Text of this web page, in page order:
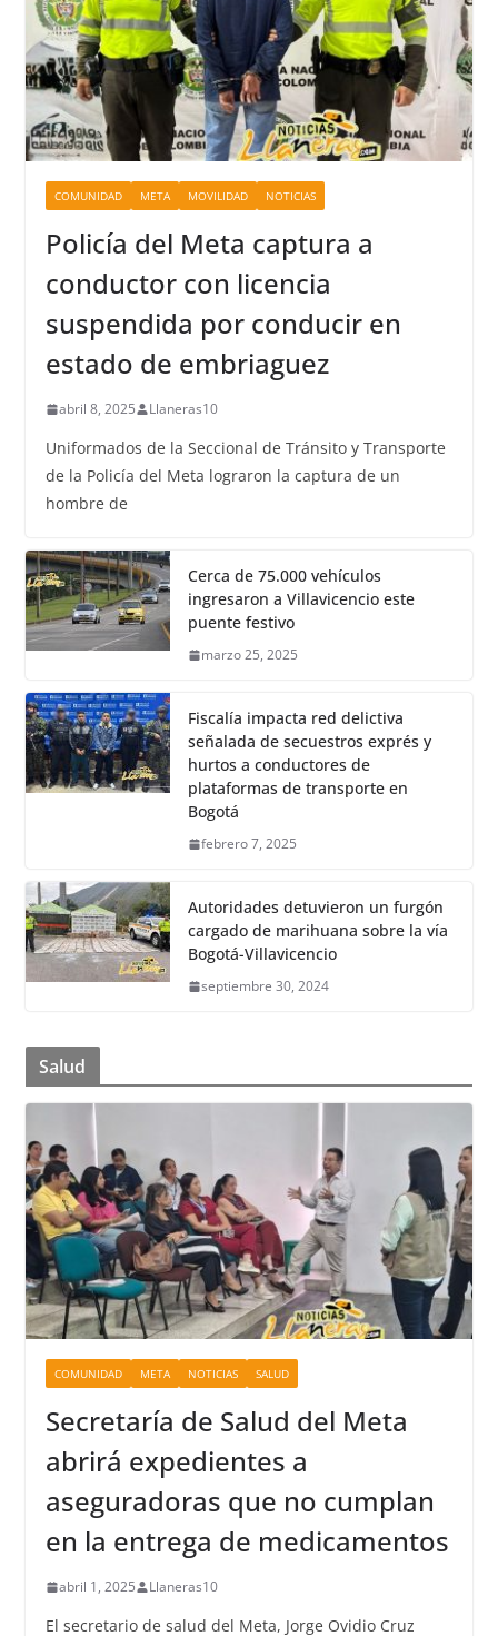
COMUNIDAD META MOVILIDAD NOTICIAS
Policía del Meta captura a
conductor con licencia
suspendida por conducir en
estado de embriaguez
abril 8, 2025 Llaneras10
Uniformados de la Seccional de Tránsito y Transporte
de la Policía del Meta lograron la captura de un
hombre de
Cerca de 75.000 vehículos
ingresaron a Villavicencio este
puente festivo
marzo 25, 2025
Fiscalía impacta red delictiva
señalada de secuestros exprés y
hurtos a conductores de
plataformas de transporte en
Bogotá
febrero 7, 2025
Autoridades detuvieron un furgón
cargado de marihuana sobre la vía
Bogotá-Villavicencio
septiembre 30, 2024
Salud
COMUNIDAD META NOTICIAS SALUD
Secretaría de Salud del Meta
abrirá expedientes a
aseguradoras que no cumplan
en la entrega de medicamentos
abril 1, 2025 Llaneras10
El secretario de salud del Meta, Jorge Ovidio Cruz